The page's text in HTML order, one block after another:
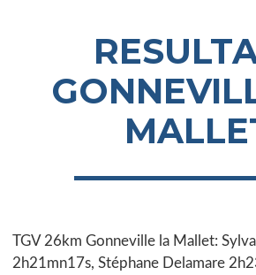
TGV 26km Gonneville la Mallet:
2h21mn17s, Stéphane Delamare